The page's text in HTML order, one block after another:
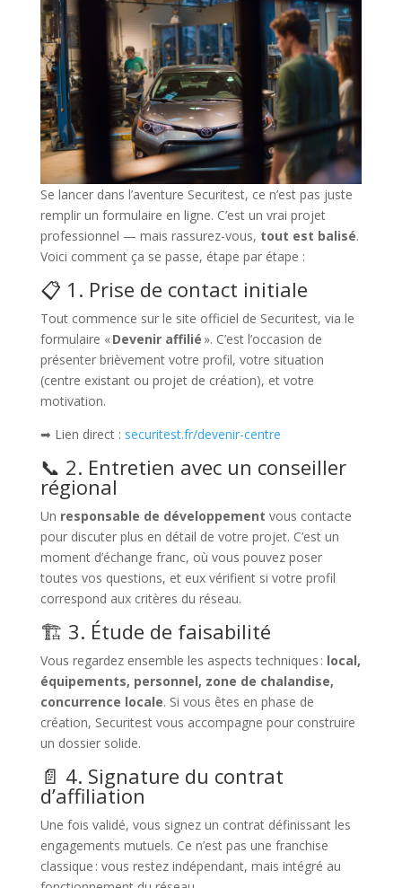
Se lancer dans l’aventure Securitest, ce n’est pas juste
remplir un formulaire en ligne. C’est un vrai projet
professionnel — mais rassurez-vous, tout est balisé.
Voici comment ça se passe, étape par étape :
📋 1. Prise de contact initiale
Tout commence sur le site officiel de Securitest, via le
formulaire «Devenir affilié ». C’est l’occasion de
présenter brièvement votre profil, votre situation
(centre existant ou projet de création), et votre
motivation.
➡ Lien direct : securitest.fr/devenir-centre
📞 2. Entretien avec un conseiller
régional
Un responsable de développement vous contacte
pour discuter plus en détail de votre projet. C’est un
moment d’échange franc, où vous pouvez poser
toutes vos questions, et eux vérifient si votre profil
correspond aux critères du réseau.
🏗 3. Étude de faisabilité
Vous regardez ensemble les aspects techniques : local,
équipements, personnel, zone de chalandise,
concurrence locale. Si vous êtes en phase de
création, Securitest vous accompagne pour construire
un dossier solide.
📄 4. Signature du contrat
d’affiliation
Une fois validé, vous signez un contrat définissant les
engagements mutuels. Ce n’est pas une franchise
classique : vous restez indépendant, mais intégré au